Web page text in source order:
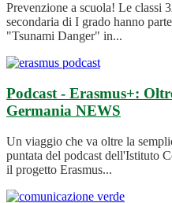
Prevenzione a scuola! Le classi
secondaria di I grado hanno
"Tsunami Danger" in...
Podcast - Erasmus+:
Germania NEWS
Un viaggio che va oltre la
puntata del podcast dell'Istituto
il progetto Erasmus...